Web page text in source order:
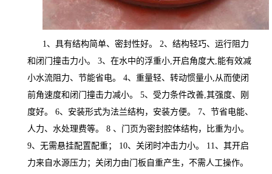
1、具有结构简单、密封性好。 2、结构轻巧、运行阻力
和闭门撞击力小。 3、在水中的浮重小,开启角度大,能有效减
小水流阻力、节能省电。 4、重量轻、转动惯量小,从而使闭
前角速度和闭门撞击力减小。 5、受力条件改善,其强度、刚
度好。 6、安装形式为法兰结构，安装方便。 7、节省电能、
人力、水处理费等。 8 、门页为密封腔体结构，比重为小。
9、无需悬挂配置配重； 10、关闭时冲击力小。 11、其开启
力来自水源压力；关闭力由门板自重产生，不需人工操作。